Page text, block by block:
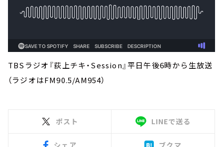
TBSラジオ『荻上チキ・Session』平日午後6時から生放送
（ラジオはFM90.5/AM954）
ポスト LINEで送る